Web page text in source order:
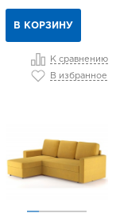
В КОРЗИНУ
К сравнению
В избранное